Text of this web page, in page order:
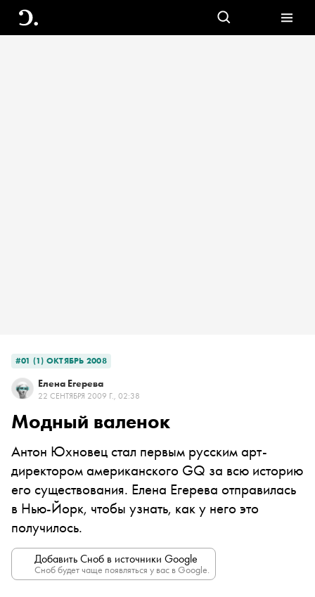
#01 (1) ОКТЯБРЬ 2008
Елена Егерева
22 СЕНТЯБРЯ 2009 Г., 02:38
Модный валенок
Антон Юхновец стал первым русским арт-
директором американского GQ за всю историю
его существования. Елена Егерева отправилась
в Нью-Йорк, чтобы узнать, как у него это
получилось.
Добавить Сноб в источники Google
Сноб будет чаще появляться у вас в Google.